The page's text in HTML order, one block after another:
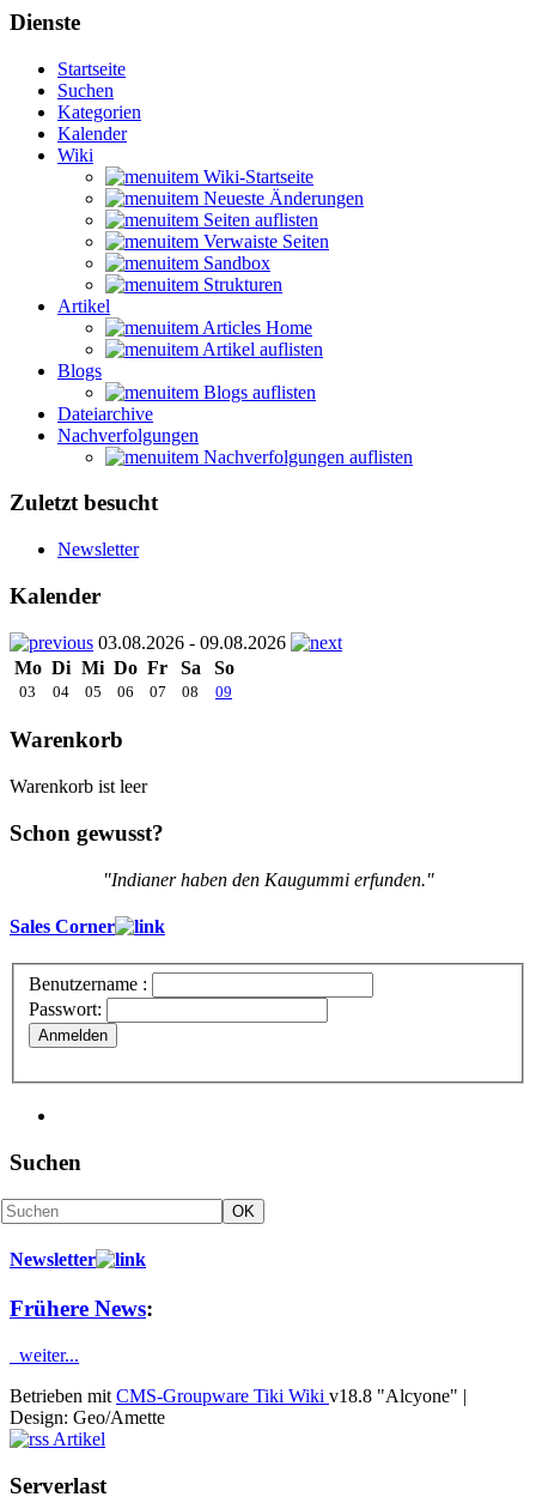
Dienste
Startseite
Suchen
Kategorien
Kalender
Wiki
Wiki-Startseite
Neueste Änderungen
Seiten auflisten
Verwaiste Seiten
Sandbox
Strukturen
Artikel
Articles Home
Artikel auflisten
Blogs
Blogs auflisten
Dateiarchive
Nachverfolgungen
Nachverfolgungen auflisten
Zuletzt besucht
Newsletter
Kalender
03.08.2026 - 09.08.2026
Mo Di Mi Do Fr Sa So
03 04 05 06 07 08 09
Warenkorb
Warenkorb ist leer
Schon gewusst?
"Indianer haben den Kaugummi erfunden."
Sales Corner
Benutzername :
Passwort:
Anmelden
Suchen
Newsletter
Frühere News:
weiter...
Betrieben mit CMS-Groupware Tiki Wiki v18.8 "Alcyone" |
Design: Geo/Amette
Artikel
Serverlast